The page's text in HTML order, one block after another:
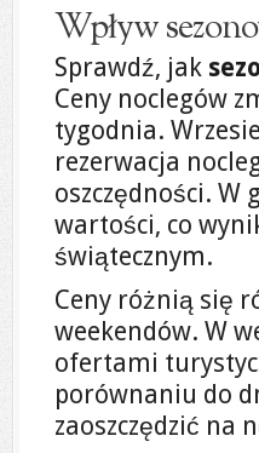
Wpływ
Sprawdź, jak
Ceny noclegów
tygodnia.
rezerwacja
oszczędności. W
wartości, co
świątecznym.
Ceny różnią się
weekendów. W
ofertami
porównaniu do
zaoszczędzić na